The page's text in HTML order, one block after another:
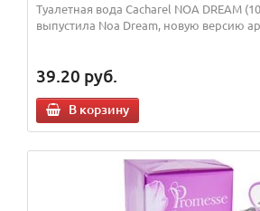
Туалетная вода Cacharel NOA DREAM
выпустила Noa Dream, новую версию
39.20 руб.
В корзину